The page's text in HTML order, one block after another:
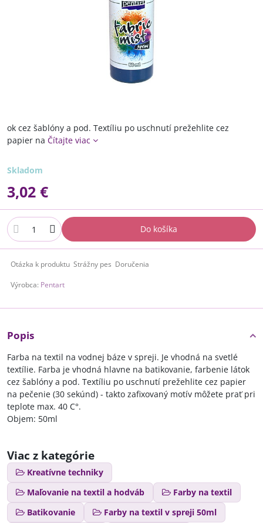
ok cez šablóny a pod. Textíliu po uschnutí prežehlite cez
papier na Čítajte viac
Skladom
3,02 €
Do košíka
Otázka k produktu Strážny pes Doručenia
Výrobca: Pentart
Popis
Farba na textil na vodnej báze v spreji. Je vhodná na svetlé
textílie. Farba je vhodná hlavne na batikovanie, farbenie látok
cez šablóny a pod. Textíliu po uschnutí prežehlite cez papier
na pečenie (30 sekúnd) - takto zafixovaný motív môžete prať pri
teplote max. 40 C°.
Objem: 50ml
Viac z kategórie
Kreatívne techniky
Maľovanie na textil a hodváb
Farby na textil
Batikovanie
Farby na textil v spreji 50ml